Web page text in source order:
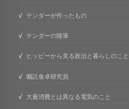
テンダーが作ったもの
テンダーの随筆
ヒッピーから見る政治と暮らしのこと
嘱託食卓研究員
大量消費とは異なる電気のこと